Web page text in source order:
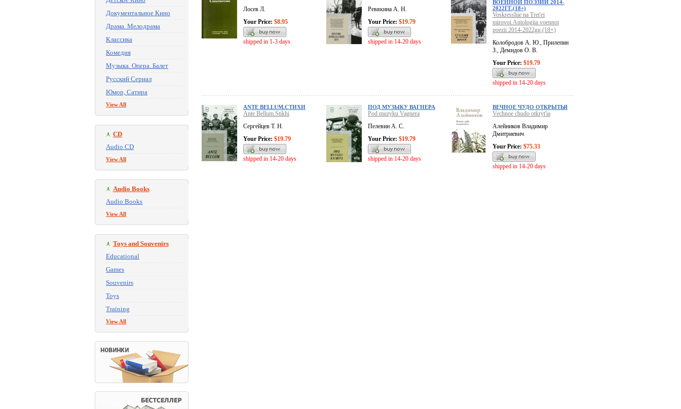
Документальное Кино
Драма. Мелодрама
Классика
Комедия
Музыка. Опера. Балет
Русский Сериал
Юмор, Сатира
View All
CD
Audio CD
View All
Audio Books
Audio Books
View All
Toys and Souvenirs
Educational
Games
Souvenirs
Toys
Training
View All
Лосев Л.
Your Price: $8.95
shipped in 1-3 days
Ревякина А. Н.
Your Price: $19.79
shipped in 14-20 days
ВОЕННОЙ ПОЭЗИИ 2014-
2022ГГ.(18+)
Voskresshie na Tret'ei
mirovoi.Antologiia voennoi
poezii 2014-2022gg.(18+)
Колобродов А. Ю., Прилепин
З., Демидов О. В.
Your Price: $19.79
shipped in 14-20 days
ANTE BELLUM.СТИХИ
Ante Bellum.Stikhi
Сергейцев Т. Н.
Your Price: $19.79
shipped in 14-20 days
ПОД МУЗЫКУ ВАГНЕРА
Pod muzyku Vagnera
Пелевин А. С.
Your Price: $19.79
shipped in 14-20 days
ВЕЧНОЕ ЧУДО ОТКРЫТЬЯ
Vechnoe chudo otkryt'ia
Алейников Владимир
Дмитриевич
Your Price: $75.33
shipped in 14-20 days